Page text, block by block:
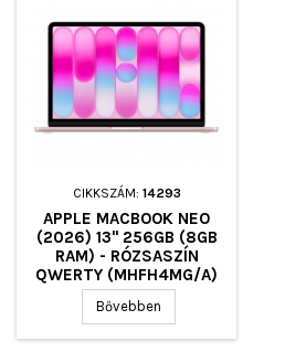
CIKKSZÁM: 14293
APPLE MACBOOK NEO
(2026) 13" 256GB (8GB
RAM) - RÓZSASZÍN
QWERTY (MHFH4MG/A)
Bővebben